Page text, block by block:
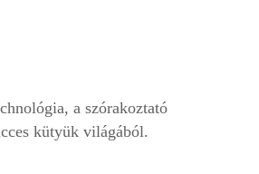
a szórakoztató
kütyük világából.